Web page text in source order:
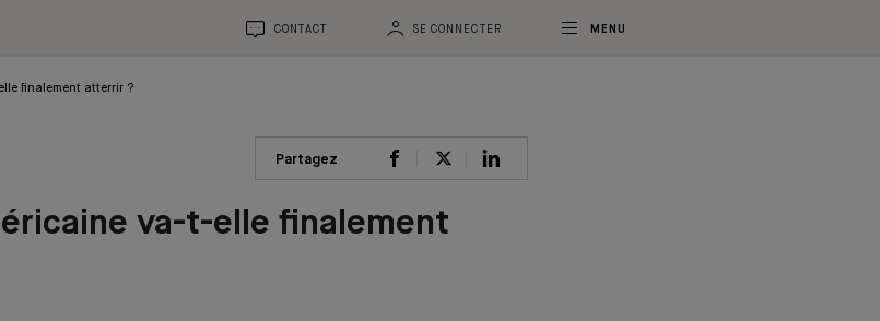
CONTACT SE CONNECTER MENU
finalement atterrir ?
Partagez
va-t-elle finalement